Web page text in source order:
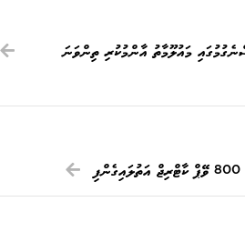
މައުލޫމާތު އާންމުކުރި ތިންވަނަ